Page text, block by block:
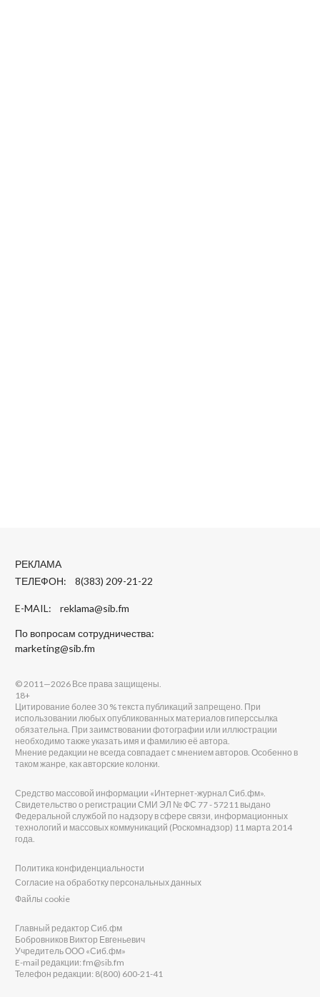
РЕКЛАМА
ТЕЛЕФОН: 8(383) 209-21-22
E-MAIL: reklama@sib.fm
По вопросам сотрудничества:
marketing@sib.fm
© 2011—2026 Все права защищены.
18+
Цитирование более 30 % текста публикаций запрещено. При
использовании любых опубликованных материалов гиперссылка
обязательна. При заимствовании фотографии или иллюстрации
необходимо также указать имя и фамилию её автора.
Мнение редакции не всегда совпадает с мнением авторов. Особенно в
таком жанре, как авторские колонки.
Средство массовой информации «Интернет-журнал Сиб.фм».
Свидетельство о регистрации СМИ ЭЛ № ФС 77 - 57211 выдано
Федеральной службой по надзору в сфере связи, информационных
технологий и массовых коммуникаций (Роскомнадзор) 11 марта 2014
года.
Политика конфиденциальности
Согласие на обработку персональных данных
Файлы cookie
Главный редактор Сиб.фм
Бобровников Виктор Евгеньевич
Учредитель ООО «Сиб.фм»
E-mail редакции: fm@sib.fm
Телефон редакции: 8(800) 600-21-41